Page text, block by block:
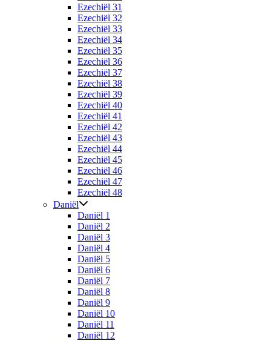
Ezechiël 31
Ezechiël 32
Ezechiël 33
Ezechiël 34
Ezechiël 35
Ezechiël 36
Ezechiël 37
Ezechiël 38
Ezechiël 39
Ezechiël 40
Ezechiël 41
Ezechiël 42
Ezechiël 43
Ezechiël 44
Ezechiël 45
Ezechiël 46
Ezechiël 47
Ezechiël 48
Daniël
Daniël 1
Daniël 2
Daniël 3
Daniël 4
Daniël 5
Daniël 6
Daniël 7
Daniël 8
Daniël 9
Daniël 10
Daniël 11
Daniël 12